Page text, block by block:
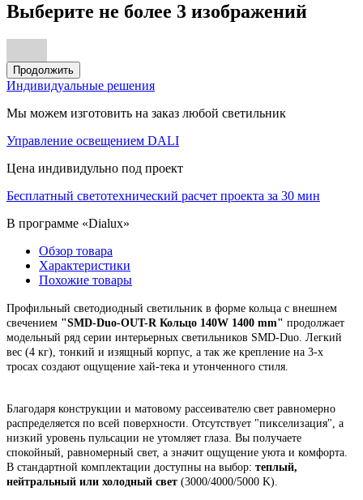
Выберите не более 3 изображений
Продолжить
Индивидуальные решения
Мы можем изготовить на заказ любой светильник
Управление освещением DALI
Цена индивидульно под проект
Бесплатный светотехнический расчет проекта за 30 мин
В программе «Dialux»
Обзор товара
Характеристики
Похожие товары
Профильный светодиодный светильник в форме кольца с внешнем
свечением "SMD-Duo-OUT-R Кольцо 140W 1400 mm" продолжает
модельный ряд серии интерьерных светильников SMD-Duo. Легкий
вес (4 кг), тонкий и изящный корпус, а так же крепление на 3-х
тросах создают ощущение хай-тека и утонченного стиля.
Благодаря конструкции и матовому рассеивателю свет равномерно
распределяется по всей поверхности. Отсутствует "пикселизация", а
низкий уровень пульсации не утомляет глаза. Вы получаете
спокойный, равномерный свет, а значит ощущение уюта и комфорта.
В стандартной комплектации доступны на выбор: теплый,
нейтральный или холодный свет (3000/4000/5000 K).